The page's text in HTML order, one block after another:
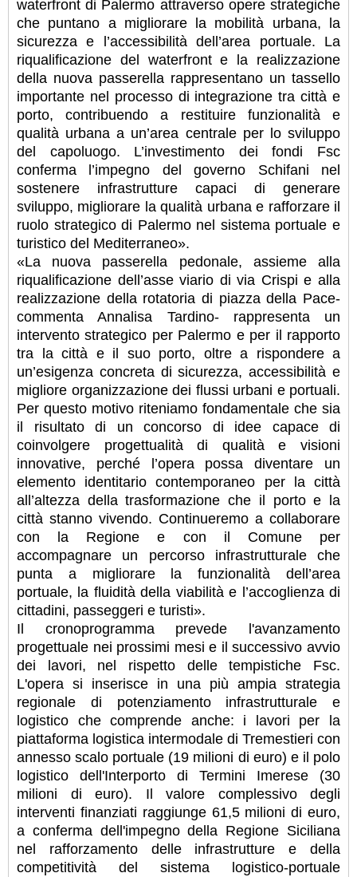
waterfront di Palermo attraverso opere strategiche
che puntano a migliorare la mobilità urbana, la
sicurezza e l’accessibilità dell’area portuale. La
riqualificazione del waterfront e la realizzazione
della nuova passerella rappresentano un tassello
importante nel processo di integrazione tra città e
porto, contribuendo a restituire funzionalità e
qualità urbana a un’area centrale per lo sviluppo
del capoluogo. L’investimento dei fondi Fsc
conferma l’impegno del governo Schifani nel
sostenere infrastrutture capaci di generare
sviluppo, migliorare la qualità urbana e rafforzare il
ruolo strategico di Palermo nel sistema portuale e
turistico del Mediterraneo».
«La nuova passerella pedonale, assieme alla
riqualificazione dell’asse viario di via Crispi e alla
realizzazione della rotatoria di piazza della Pace-
commenta Annalisa Tardino- rappresenta un
intervento strategico per Palermo e per il rapporto
tra la città e il suo porto, oltre a rispondere a
un’esigenza concreta di sicurezza, accessibilità e
migliore organizzazione dei flussi urbani e portuali.
Per questo motivo riteniamo fondamentale che sia
il risultato di un concorso di idee capace di
coinvolgere progettualità di qualità e visioni
innovative, perché l’opera possa diventare un
elemento identitario contemporaneo per la città
all’altezza della trasformazione che il porto e la
città stanno vivendo. Continueremo a collaborare
con la Regione e con il Comune per
accompagnare un percorso infrastrutturale che
punta a migliorare la funzionalità dell’area
portuale, la fluidità della viabilità e l’accoglienza di
cittadini, passeggeri e turisti».
Il cronoprogramma prevede l'avanzamento
progettuale nei prossimi mesi e il successivo avvio
dei lavori, nel rispetto delle tempistiche Fsc.
L'opera si inserisce in una più ampia strategia
regionale di potenziamento infrastrutturale e
logistico che comprende anche: i lavori per la
piattaforma logistica intermodale di Tremestieri con
annesso scalo portuale (19 milioni di euro) e il polo
logistico dell'Interporto di Termini Imerese (30
milioni di euro). Il valore complessivo degli
interventi finanziati raggiunge 61,5 milioni di euro,
a conferma dell'impegno della Regione Siciliana
nel rafforzamento delle infrastrutture e della
competitività del sistema logistico-portuale